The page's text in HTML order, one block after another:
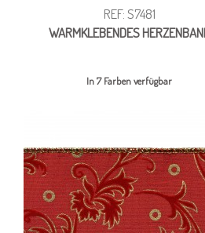
REF: S7481
WARMKLEBENDES
In 7 Farben verfügbar